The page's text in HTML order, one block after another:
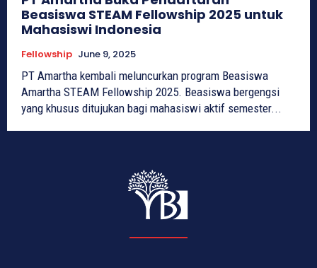
Beasiswa STEAM Fellowship 2025 untuk
Mahasiswi Indonesia
Fellowship June 9, 2025
PT Amartha kembali meluncurkan program Beasiswa
Amartha STEAM Fellowship 2025. Beasiswa bergengsi
yang khusus ditujukan bagi mahasiswi aktif semester...